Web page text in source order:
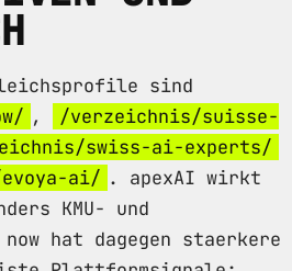
sind
,
/verzeichnis/suisse-
swiss-ai-experts/
ai/ . apexAI wirkt
KMU- und
hat dagegen staerkere